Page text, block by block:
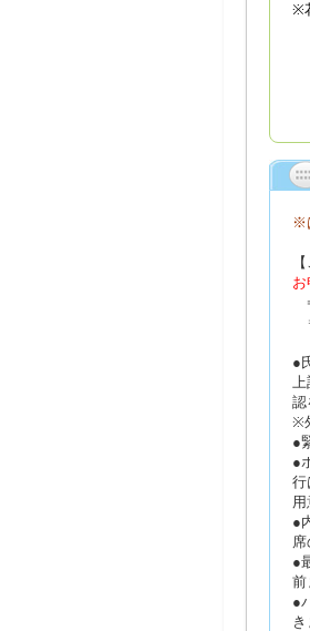
※
※
●
上
認
※
●
●
行
用
●
席
●
前
●